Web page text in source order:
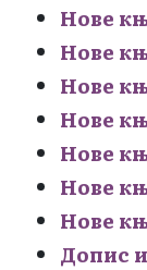
Нове
Нове
Нове
Нове
Нове
Нове
Нове
Допис